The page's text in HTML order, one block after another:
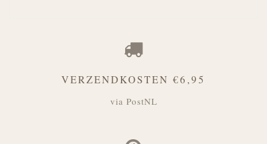
VERZENDKOSTEN €6,95
via PostNL